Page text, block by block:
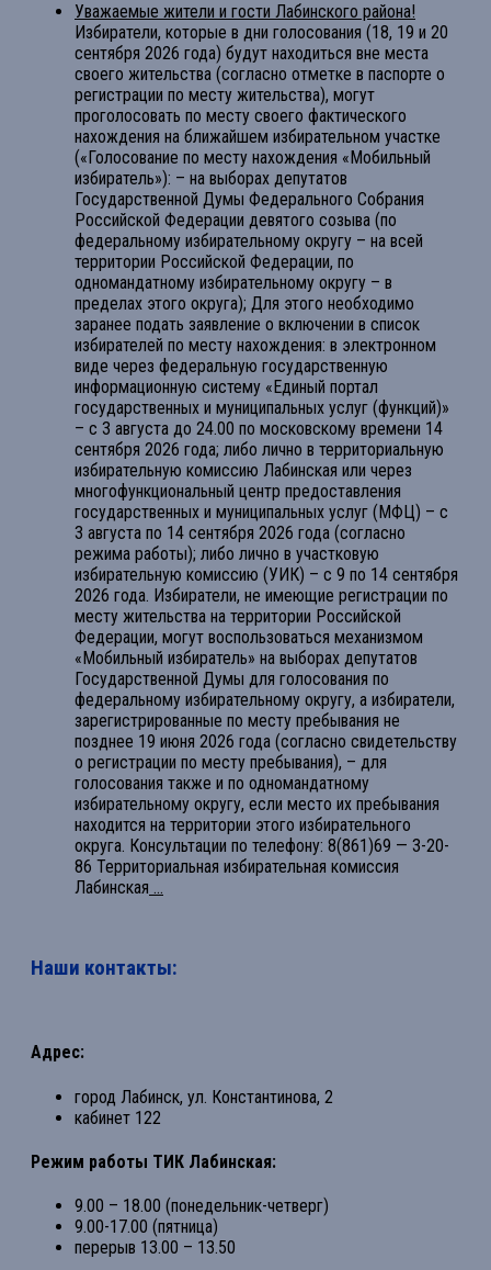
Уважаемые жители и гости Лабинского района!
Избиратели, которые в дни голосования (18, 19 и 20
сентября 2026 года) будут находиться вне места
своего жительства (согласно отметке в паспорте о
регистрации по месту жительства), могут
проголосовать по месту своего фактического
нахождения на ближайшем избирательном участке
(«Голосование по месту нахождения «Мобильный
избиратель»): – на выборах депутатов
Государственной Думы Федерального Собрания
Российской Федерации девятого созыва (по
федеральному избирательному округу – на всей
территории Российской Федерации, по
одномандатному избирательному округу – в
пределах этого округа); Для этого необходимо
заранее подать заявление о включении в список
избирателей по месту нахождения: в электронном
виде через федеральную государственную
информационную систему «Единый портал
государственных и муниципальных услуг (функций)»
– с 3 августа до 24.00 по московскому времени 14
сентября 2026 года; либо лично в территориальную
избирательную комиссию Лабинская или через
многофункциональный центр предоставления
государственных и муниципальных услуг (МФЦ) – с
3 августа по 14 сентября 2026 года (согласно
режима работы); либо лично в участковую
избирательную комиссию (УИК) – с 9 по 14 сентября
2026 года. Избиратели, не имеющие регистрации по
месту жительства на территории Российской
Федерации, могут воспользоваться механизмом
«Мобильный избиратель» на выборах депутатов
Государственной Думы для голосования по
федеральному избирательному округу, а избиратели,
зарегистрированные по месту пребывания не
позднее 19 июня 2026 года (согласно свидетельству
о регистрации по месту пребывания), – для
голосования также и по одномандатному
избирательному округу, если место их пребывания
находится на территории этого избирательного
округа. Консультации по телефону: 8(861)69 — 3-20-
86 Территориальная избирательная комиссия
Лабинская ...
Наши контакты:
Адрес:
город Лабинск, ул. Константинова, 2
кабинет 122
Режим работы ТИК Лабинская:
9.00 – 18.00 (понедельник-четверг)
9.00-17.00 (пятница)
перерыв 13.00 – 13.50